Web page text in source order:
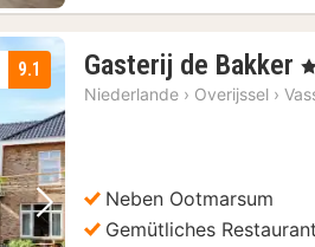
Nächstes Bild
9.1 Gasterij de Bakker 2
,
Niederlande › Overijssel ›
Neben Ootmarsum
Gemütliches Restaurant